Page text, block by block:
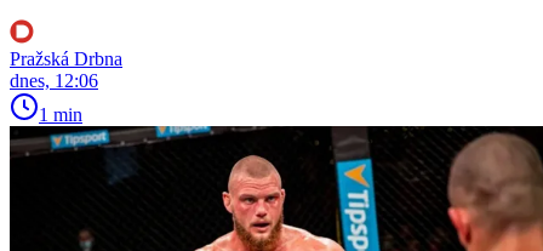
Pražská Drbna
dnes, 12:06
1 min